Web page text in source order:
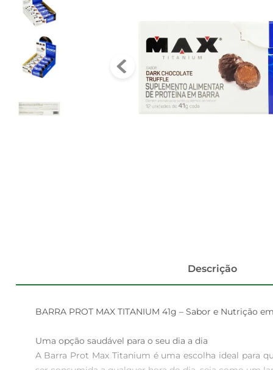
Descrição
BARRA PROT MAX TITANIUM 41g – Sabor e Nutrição
Uma opção saudável para o seu dia a dia
A Barra Prot Max Titanium é uma escolha ideal para